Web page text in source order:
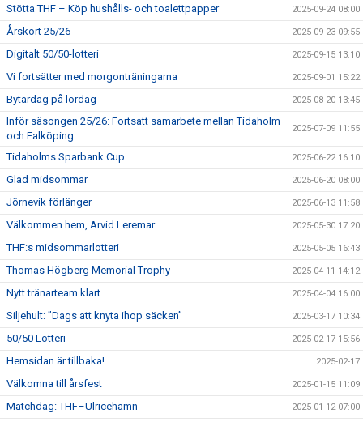
Stötta THF – Köp hushålls- och toalettpapper 2025-09-24 08:00
Årskort 25/26 2025-09-23 09:55
Digitalt 50/50-lotteri 2025-09-15 13:10
Vi fortsätter med morgonträningarna 2025-09-01 15:22
Bytardag på lördag 2025-08-20 13:45
Inför säsongen 25/26: Fortsatt samarbete mellan Tidaholm
och Falköping
2025-07-09 11:55
Tidaholms Sparbank Cup 2025-06-22 16:10
Glad midsommar 2025-06-20 08:00
Jörnevik förlänger 2025-06-13 11:58
Välkommen hem, Arvid Leremar 2025-05-30 17:20
THF:s midsommarlotteri 2025-05-05 16:43
Thomas Högberg Memorial Trophy 2025-04-11 14:12
Nytt tränarteam klart 2025-04-04 16:00
Siljehult: ”Dags att knyta ihop säcken” 2025-03-17 10:34
50/50 Lotteri 2025-02-17 15:56
Hemsidan är tillbaka! 2025-02-17
Välkomna till årsfest 2025-01-15 11:09
Matchdag: THF–Ulricehamn 2025-01-12 07:00